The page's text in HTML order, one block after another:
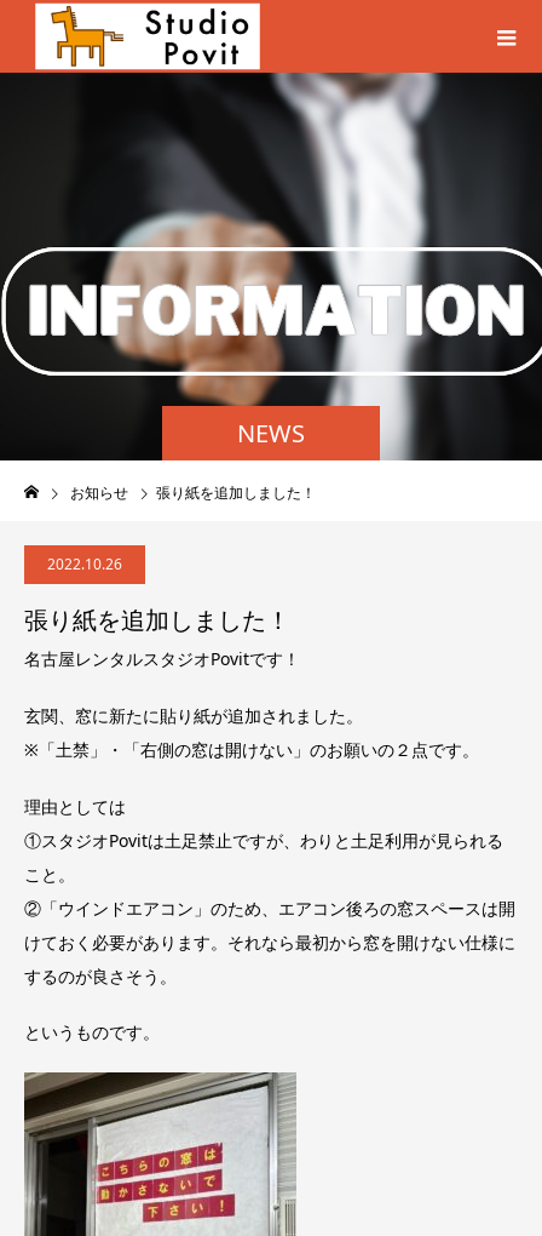
NEWS
お知らせ 張り紙を追加しました！
2022.10.26
張り紙を追加しました！
名古屋レンタルスタジオPovitです！
玄関、窓に新たに貼り紙が追加されました。
※「土禁」・「右側の窓は開けない」のお願いの２点です。
理由としては
①スタジオPovitは土足禁止ですが、わりと土足利用が見られる
こと。
②「ウインドエアコン」のため、エアコン後ろの窓スペースは開
けておく必要があります。それなら最初から窓を開けない仕様に
するのが良さそう。
というものです。